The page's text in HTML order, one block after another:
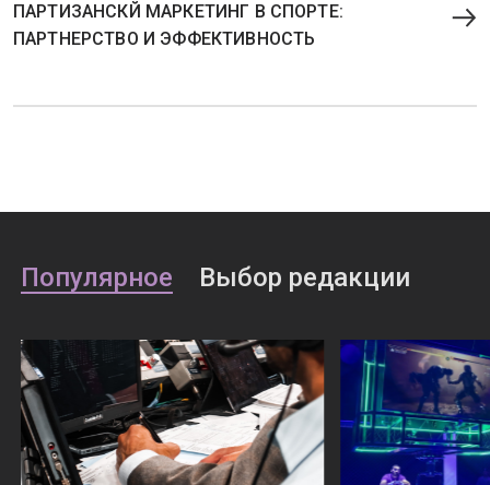
ПАРТИЗАНСКЙ МАРКЕТИНГ В СПОРТЕ:
ПАРТНЕРСТВО И ЭФФЕКТИВНОСТЬ
Популярное Выбор редакции